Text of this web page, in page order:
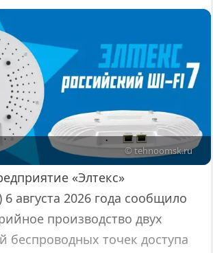
© tehnoomsk.ru
«Элтекс»
августа 2026 года сообщило
производство двух
беспроводных точек доступа